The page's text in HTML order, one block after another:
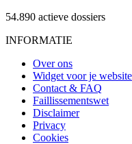
54.890 actieve dossiers
INFORMATIE
Over ons
Widget voor je website
Contact & FAQ
Faillissementswet
Disclaimer
Privacy
Cookies